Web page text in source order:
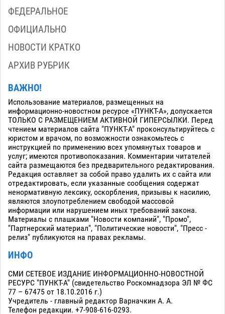
ФЕДЕРАЛЬНОЕ
ОФИЦИАЛЬНО
НОВОСТИ КРАТКО
АРХИВ РУБРИК
ВАЖНО!
Использование материалов, размещенных на
информационно-новостном ресурсе «ПУНКТ-А», допускается
ТОЛЬКО С РАЗМЕЩЕНИЕМ АКТИВНОЙ ГИПЕРСЫЛКИ. Перед
чтением материалов сайта "ПУНКТ-А" проконсультируйтесь с
юристом и врачом, по возможности ознакомьтесь с
инструкцией по применению всех упомянутых товаров и
услуг; имеются противопоказания. Комментарии читателей
сайта размещаются без предварительного редактирования.
Редакция оставляет за собой право удалить их с сайта или
отредактировать, если указанные сообщения содержат
ненормативную лексику, оскорбления, призывы к насилию,
являются злоупотреблением свободой массовой
информации или нарушением иных требований закона.
Материалы с плашками "Новости компаний", "Промо",
"Партнерский материал", "Политические новости", "Пресс -
релиз" публикуются на правах рекламы.
ИНФО
СМИ СЕТЕВОЕ ИЗДАНИЕ ИНФОРМАЦИОННО-НОВОСТНОЙ
РЕСУРС "ПУНКТ-А" (свидетельство Роскомнадзора ЭЛ № ФС
77 – 67475 от 18.10.2016 г.)
Учредитель - главный редактор Варначкин А. А.
Телефон редакции. +7-908-616-0293.